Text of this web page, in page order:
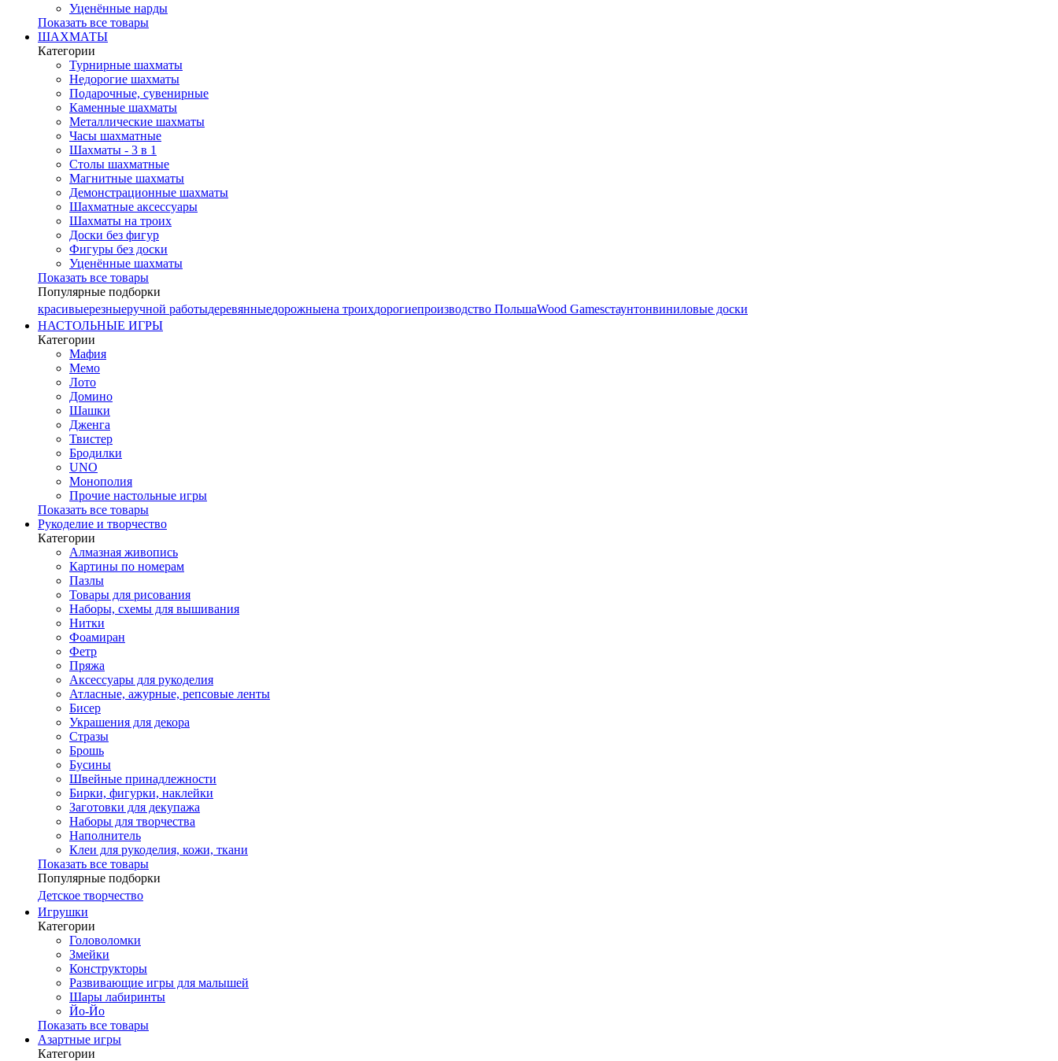
Уценённые нарды
Показать все товары
ШАХМАТЫ
Категории
Турнирные шахматы
Недорогие шахматы
Подарочные, сувенирные
Каменные шахматы
Металлические шахматы
Часы шахматные
Шахматы - 3 в 1
Столы шахматные
Магнитные шахматы
Демонстрационные шахматы
Шахматные аксессуары
Шахматы на троих
Доски без фигур
Фигуры без доски
Уценённые шахматы
Показать все товары
Популярные подборки
красивыерезныеручной работыдеревянныедорожныена троихдорогиепроизводство ПольшаWood Gamesстаунтонвиниловые доски
НАСТОЛЬНЫЕ ИГРЫ
Категории
Мафия
Мемо
Лото
Домино
Шашки
Дженга
Твистер
Бродилки
UNO
Монополия
Прочие настольные игры
Показать все товары
Рукоделие и творчество
Категории
Алмазная живопись
Картины по номерам
Пазлы
Товары для рисования
Наборы, схемы для вышивания
Нитки
Фоамиран
Фетр
Пряжа
Аксессуары для рукоделия
Атласные, ажурные, репсовые ленты
Бисер
Украшения для декора
Стразы
Брошь
Бусины
Швейные принадлежности
Бирки, фигурки, наклейки
Заготовки для декупажа
Наборы для творчества
Наполнитель
Клеи для рукоделия, кожи, ткани
Показать все товары
Популярные подборки
Детское творчество
Игрушки
Категории
Головоломки
Змейки
Конструкторы
Развивающие игры для малышей
Шары лабиринты
Йо-Йо
Показать все товары
Азартные игры
Категории